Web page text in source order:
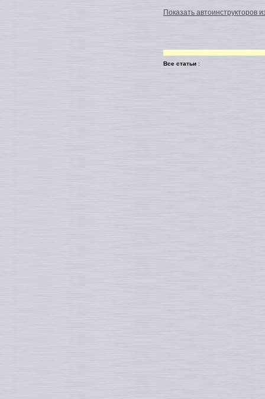
Показать автоинструкторов
Все статьи :